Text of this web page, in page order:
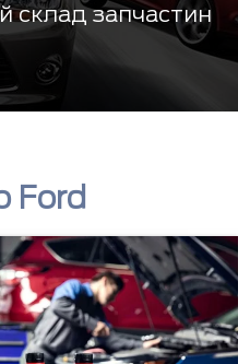
склад запчастин
Ford